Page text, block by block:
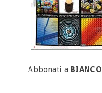
Abbonati a